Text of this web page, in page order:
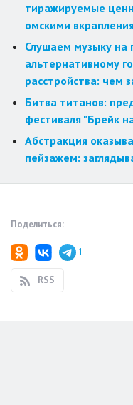
тиражируемые
омскими
Слушаем музыку на
альтернативному
расстройства: чем
Битва титанов:
фестиваля "Брейк
Абстракция
пейзажем:
Поделиться:
1
RSS